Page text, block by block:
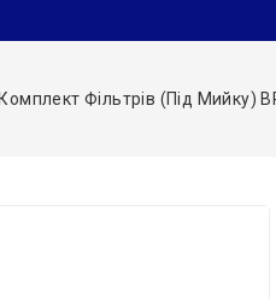
Комплект Фільтрів (під Мийку)